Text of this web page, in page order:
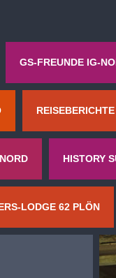
GS-FREUNDE IG-
REISEBERICHTE
HISTORY
LODGE 62 PLÖN